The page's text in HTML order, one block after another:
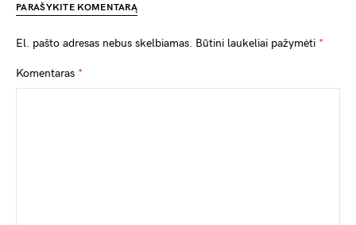
PARAŠYKITE KOMENTARĄ
El. pašto adresas nebus skelbiamas. Būtini laukeliai pažymėti *
Komentaras *